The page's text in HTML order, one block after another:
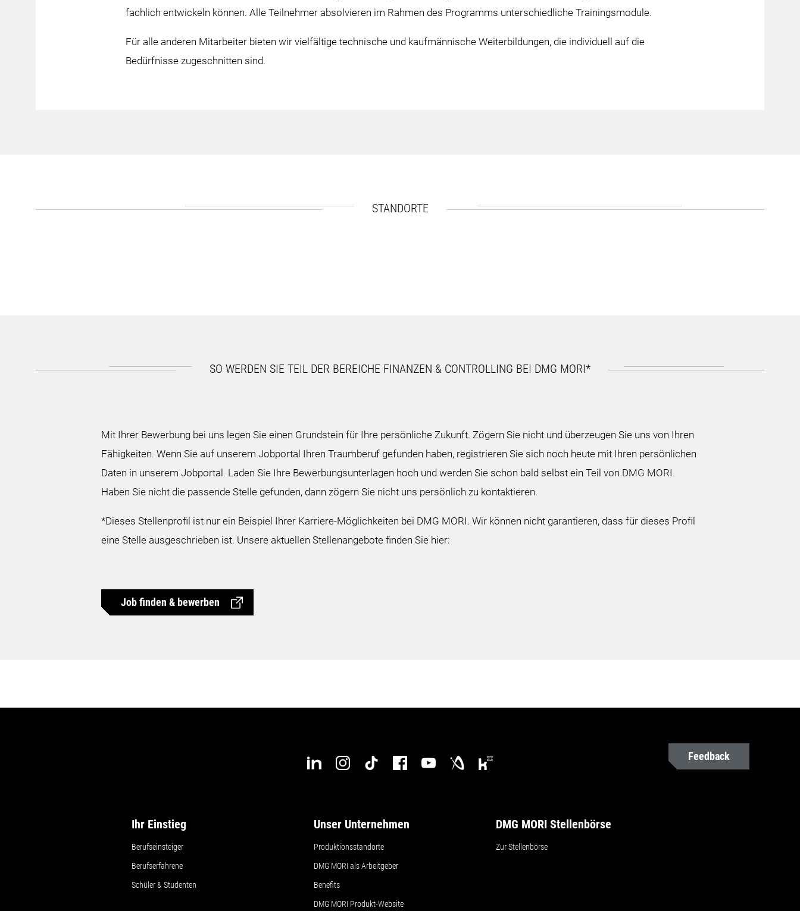
fachlich entwickeln können. Alle Teilnehmer absolvieren im Rahmen des Programms unterschiedliche Trainingsmodule.
Für alle anderen Mitarbeiter bieten wir vielfältige technische und kaufmännische Weiterbildungen, die individuell auf die
Bedürfnisse zugeschnitten sind.
STANDORTE
SO WERDEN SIE TEIL DER BEREICHE FINANZEN & CONTROLLING BEI DMG MORI*
Mit Ihrer Bewerbung bei uns legen Sie einen Grundstein für Ihre persönliche Zukunft. Zögern Sie nicht und überzeugen Sie uns von Ihren
Fähigkeiten. Wenn Sie auf unserem Jobportal Ihren Traumberuf gefunden haben, registrieren Sie sich noch heute mit Ihren persönlichen
Daten in unserem Jobportal. Laden Sie Ihre Bewerbungsunterlagen hoch und werden Sie schon bald selbst ein Teil von DMG MORI.
Haben Sie nicht die passende Stelle gefunden, dann zögern Sie nicht uns persönlich zu kontaktieren.
*Dieses Stellenprofil ist nur ein Beispiel Ihrer Karriere-Möglichkeiten bei DMG MORI. Wir können nicht garantieren, dass für dieses Profil
eine Stelle ausgeschrieben ist. Unsere aktuellen Stellenangebote finden Sie hier:
Job finden & bewerben
Feedback
Ihr Einstieg
Berufseinsteiger
Berufserfahrene
Schüler & Studenten
Unser Unternehmen
Produktionsstandorte
DMG MORI als Arbeitgeber
Benefits
DMG MORI Produkt-Website
DMG MORI Stellenbörse
Zur Stellenbörse